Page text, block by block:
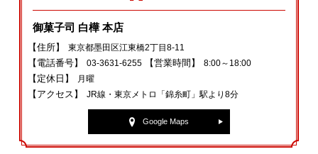
御菓子司 白樺 本店
【住所】 東京都墨田区江東橋2丁目8-11
【電話番号】 03-3631-6255 【営業時間】 8:00～18:00
【定休日】 月曜
【アクセス】 JR線・東京メトロ「錦糸町」駅より8分
Google Maps